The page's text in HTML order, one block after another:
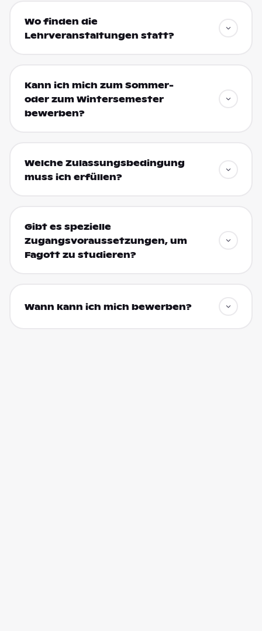
Wo finden die
Lehrveranstaltungen statt?
Kann ich mich zum Sommer-
oder zum Wintersemester
bewerben?
Welche Zulassungsbedingung
muss ich erfüllen?
Gibt es spezielle
Zugangsvoraussetzungen, um
Fagott zu studieren?
Wann kann ich mich bewerben?